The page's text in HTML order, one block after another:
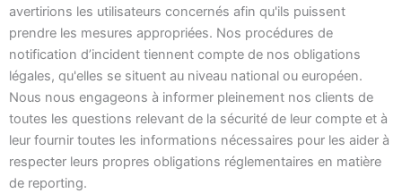
avertirions les utilisateurs concernés afin qu'ils puissent
prendre les mesures appropriées. Nos procédures de
notification d’incident tiennent compte de nos obligations
légales, qu'elles se situent au niveau national ou européen.
Nous nous engageons à informer pleinement nos clients de
toutes les questions relevant de la sécurité de leur compte et à
leur fournir toutes les informations nécessaires pour les aider à
respecter leurs propres obligations réglementaires en matière
de reporting.